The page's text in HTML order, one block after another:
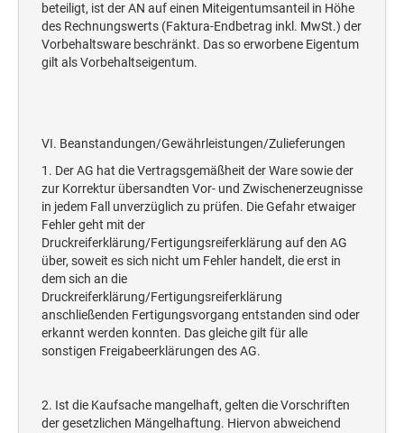
beteiligt, ist der AN auf einen Miteigentumsanteil in Höhe
des Rechnungswerts (Faktura-Endbetrag inkl. MwSt.) der
Vorbehaltsware beschränkt. Das so erworbene Eigentum
gilt als Vorbehaltseigentum.
VI. Beanstandungen/Gewährleistungen/Zulieferungen
1. Der AG hat die Vertragsgemäßheit der Ware sowie der
zur Korrektur übersandten Vor- und Zwischenerzeugnisse
in jedem Fall unverzüglich zu prüfen. Die Gefahr etwaiger
Fehler geht mit der
Druckreiferklärung/Fertigungsreiferklärung auf den AG
über, soweit es sich nicht um Fehler handelt, die erst in
dem sich an die
Druckreiferklärung/Fertigungsreiferklärung
anschließenden Fertigungsvorgang entstanden sind oder
erkannt werden konnten. Das gleiche gilt für alle
sonstigen Freigabeerklärungen des AG.
2. Ist die Kaufsache mangelhaft, gelten die Vorschriften
der gesetzlichen Mängelhaftung. Hiervon abweichend